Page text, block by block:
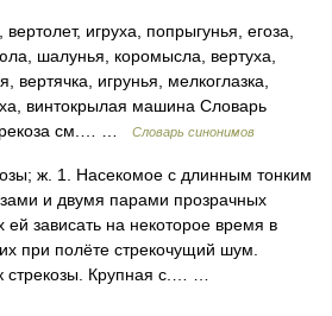
игруха, попрыгунья, егоза,
шалунья, коромысла, вертуха,
вертячка, игрунья, мелкоглазка,
винтокрылая машина Словарь
см.… …
Словарь синонимов
ж. 1. Насекомое с длинным тонким
и двумя парами прозрачных
зависать на некоторое время в
при полёте стрекочущий шум.
стрекозы. Крупная с.… …